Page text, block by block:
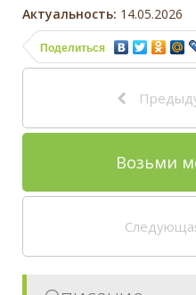
Актуальность: 14.05.2026
Поделиться
Возьми